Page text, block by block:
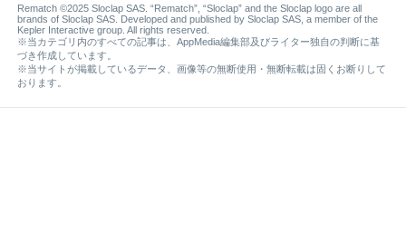
Rematch ©2025 Sloclap SAS. “Rematch”, “Sloclap” and the Sloclap logo are all
brands of Sloclap SAS. Developed and published by Sloclap SAS, a member of the
Kepler Interactive group. All rights reserved.
※当カテゴリ内のすべての記事は、AppMedia編集部及びライター独自の判断に基
づき作成しています。
※当サイトが掲載しているデータ、画像等の無断使用・無断転載は固くお断りして
おります。